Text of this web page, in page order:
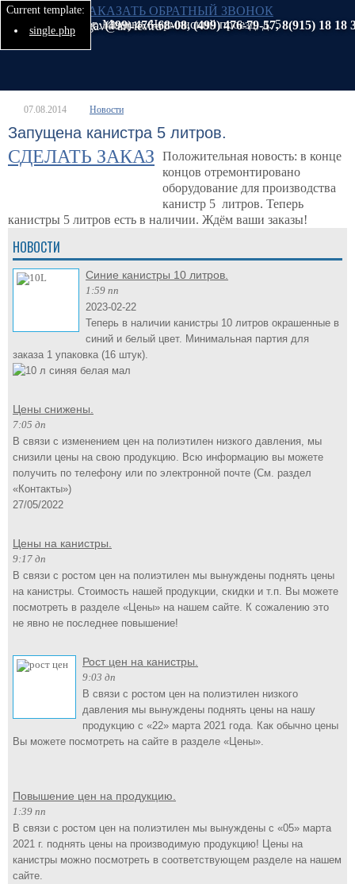
127282, г. Москва, Чермянский проезд, д. 5
Тел./факс:(499) 476-68-08, (499) 476-79-57, 8(915) 18 18
E-mail: gav@art-lev.ru
ЗАКАЗАТЬ ОБРАТНЫЙ ЗВОНОК
07.08.2014 Новости
Запущена канистра 5 литров.
СДЕЛАТЬ ЗАКАЗ
Положительная новость: в конце
концов отремонтировано
оборудование для производства
канистр 5 литров. Теперь
канистры 5 литров есть в наличии. Ждём ваши заказы!
НОВОСТИ
Синие канистры 10 литров.
1:59 пп
2023-02-22
Теперь в наличии канистры 10 литров окрашенные в
синий и белый цвет. Минимальная партия для
заказа 1 упаковка (16 штук).
Цены снижены.
7:05 дп
В связи с изменением цен на полиэтилен низкого давления, мы
снизили цены на свою продукцию. Всю информацию вы можете
получить по телефону или по электронной почте (См. раздел
«Контакты»)
27/05/2022
Цены на канистры.
9:17 дп
В связи с ростом цен на полиэтилен мы вынуждены поднять цены
на канистры. Стоимость нашей продукции, скидки и т.п. Вы можете
посмотреть в разделе «Цены» на нашем сайте. К сожалению это
не явно не последнее повышение!
Рост цен на канистры.
9:03 дп
В связи с ростом цен на полиэтилен низкого
давления мы вынуждены поднять цены на нашу
продукцию с «22» марта 2021 года. Как обычно цены
Вы можете посмотреть на сайте в разделе «Цены».
Повышение цен на продукцию.
1:39 пп
В связи с ростом цен на полиэтилен мы вынуждены с «05» марта
2021 г. поднять цены на производимую продукцию! Цены на
канистры можно посмотреть в соответствующем разделе на нашем
сайте.
Current template:
single.php